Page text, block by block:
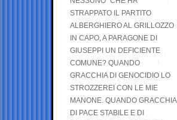
STRAPPATO IL PARTITO
ALBERGHIERO AL GRILLOZZO
IN CAPO, A PARAGONE DI
GIUSEPPI UN DEFICIENTE
COMUNE? QUANDO
GRACCHIA DI GENOCIDIO LO
STROZZEREI CON LE MIE
MANONE. QUANDO GRACCHIA
DI PACE STABILE E DI